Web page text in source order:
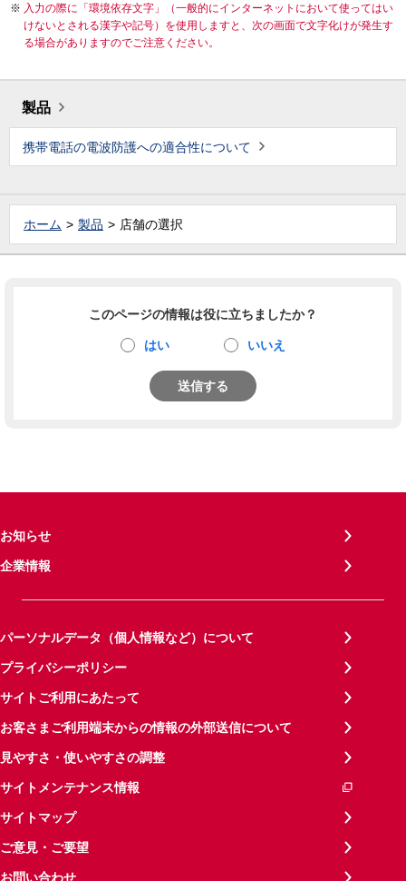
入力の際に「環境依存文字」（一般的にインターネットにおいて使ってはい
けないとされる漢字や記号）を使用しますと、次の画面で文字化けが発生す
る場合がありますのでご注意ください。
製品
携帯電話の電波防護への適合性について
ホーム 製品 店舗の選択
このページの情報は役に立ちましたか？
はい いいえ
送信する
お知らせ
企業情報
パーソナルデータ（個人情報など）について
プライバシーポリシー
サイトご利用にあたって
お客さまご利用端末からの情報の外部送信について
見やすさ・使いやすさの調整
サイトメンテナンス情報
サイトマップ
ご意見・ご要望
お問い合わせ